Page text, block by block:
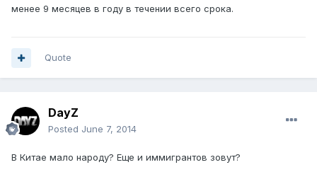
менее 9 месяцев в году в течении всего срока.
Quote
DayZ
Posted June 7, 2014
В Китае мало народу? Еще и иммигрантов зовут?